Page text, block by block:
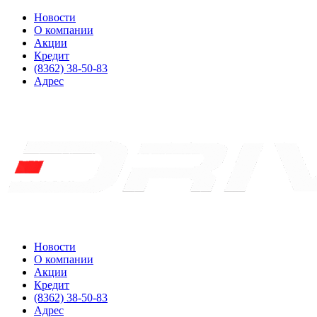
Новости
О компании
Акции
Кредит
(8362) 38-50-83
Адрес
Новости
О компании
Акции
Кредит
(8362) 38-50-83
Адрес